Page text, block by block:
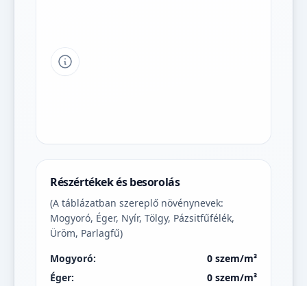
Tipp a grafikon jelmagyarázatához
Részértékek és besorolás
(A táblázatban szereplő növénynevek:
Mogyoró, Éger, Nyír, Tölgy, Pázsitfűfélék,
Üröm, Parlagfű)
Mogyoró:
0 szem/m³
Éger:
0 szem/m³